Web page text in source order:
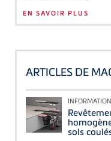
EN SAVOIR PLUS
ARTICLES DE
sols